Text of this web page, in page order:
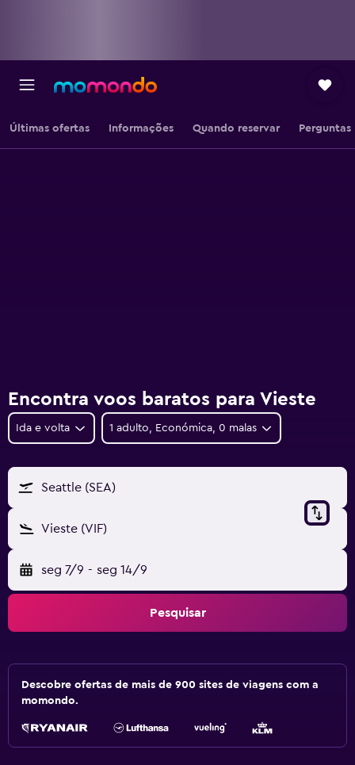
Últimas ofertas Informações Quando reservar Perguntas
Encontra voos baratos para Vieste
Ida e volta 1 adulto, Económica, 0 malas
Seattle (SEA)
Vieste (VIF)
seg 7/9 - seg 14/9
Pesquisar
Descobre ofertas de mais de 900 sites de viagens com a
momondo.